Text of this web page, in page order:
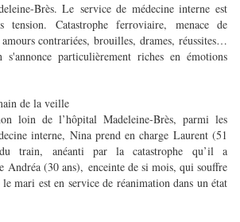
Brès. Le service de médecine interne est
tension. Catastrophe ferroviaire, menace de
contrariées, brouilles, drames, réussites…
s'annonce particulièrement riches en émotions
de la veille
loin de l’hôpital Madeleine-Brès, parmi les
interne, Nina prend en charge Laurent (51
train, anéanti par la catastrophe qu’il a
(30 ans), enceinte de si mois, qui souffre
mari est en service de réanimation dans un état